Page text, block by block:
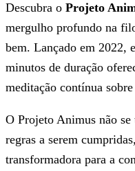
Descubra o Projeto
mergulho profundo na
bem. Lançado em 2022,
minutos de duração
meditação contínua
O Projeto Animus não
regras a serem
transformadora para a